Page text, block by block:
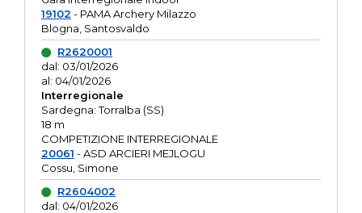
19102 - PAMA Archery Milazzo
Blogna, Santosvaldo
R2620001
dal: 03/01/2026
al: 04/01/2026
Interregionale
Sardegna: Torralba (SS)
18 m
COMPETIZIONE INTERREGIONALE
20061 - ASD ARCIERI MEJLOGU
Cossu, Simone
R2604002
dal: 04/01/2026